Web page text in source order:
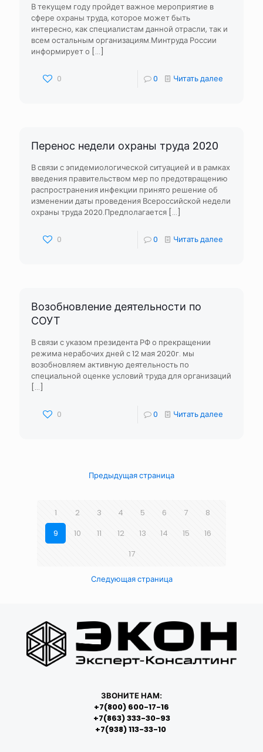
В текущем году пройдет важное мероприятие в
сфере охраны труда, которое может быть
интересно, как специалистам данной отрасли, так и
всем остальным организациям.Минтруда России
информирует о […]
0 0 Читать далее
Перенос недели охраны труда 2020
В связи с эпидемиологической ситуацией и в рамках
введения правительством мер по предотвращению
распространения инфекции принято решение об
изменении даты проведения Всероссийской недели
охраны труда 2020.Предполагается […]
0 0 Читать далее
Возобновление деятельности по
СОУТ
В связи с указом президента РФ о прекращении
режима нерабочих дней с 12 мая 2020г. мы
возобновляем активную деятельность по
специальной оценке условий труда для организаций
[…]
0 0 Читать далее
Предыдущая страница
1 2 3 4 5 6 7
8
9
10 11 12 13 14 15
16
17
Следующая страница
ЗВОНИТЕ НАМ:
+7(800) 600-17-16
+7(863) 333-30-93
+7(938) 113-33-10